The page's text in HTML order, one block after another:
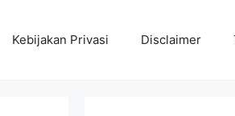
Kebijakan Privasi Disclaimer